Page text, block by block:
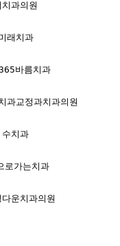
치과의원
래치과
바름치과
과교정과치과의원
수치과
로가는치과
다운치과의원